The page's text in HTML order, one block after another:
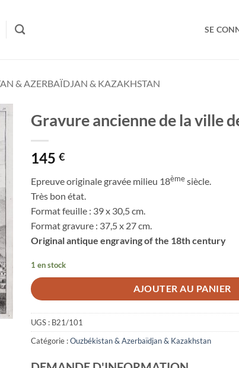
SE
& AZERBAÏDJAN & KAZAKHSTAN
Gravure ancienne de la ville
145 €
Epreuve originale gravée milieu 18èmesiècle.
Très bon état.
Format feuille : 39 x 30,5 cm.
Format gravure : 37,5 x 27 cm.
Original antique engraving of the 18th century
1 en stock
AJOUTER AU PANIER
UGS : B21/101
Catégorie :Ouzbékistan & Azerbaïdjan & Kazakhstan